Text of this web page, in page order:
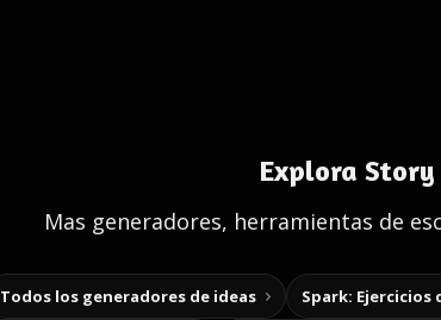
Explora Story
Mas generadores, herramientas de
Todos los generadores de ideas Spark: Ejercicios